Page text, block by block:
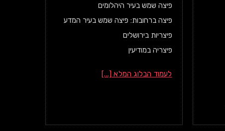
פיצה שמש בעיר היהלומים
פיצה ברחובות: פיצה שמש בעיר המדע
פיצריות בירושלים
פיצריה במודיעין
לעמוד הבלוג המלא [...]